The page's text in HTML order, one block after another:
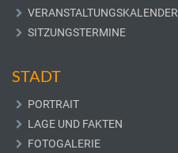
VERANSTALTUNGSKALENDER
SITZUNGSTERMINE
STADT
PORTRAIT
LAGE UND FAKTEN
FOTOGALERIE